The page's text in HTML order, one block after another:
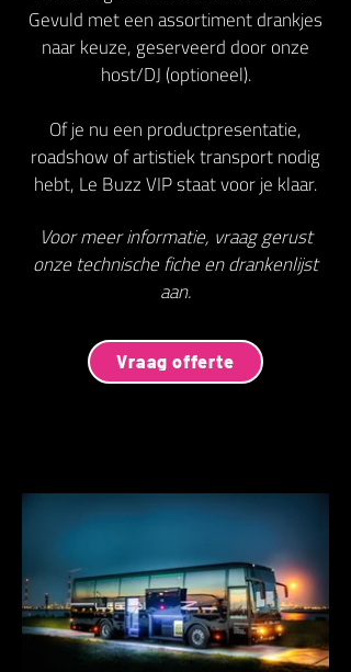
Gevuld met een assortiment drankjes
naar keuze, geserveerd door onze
host/DJ (optioneel).
Of je nu een productpresentatie,
roadshow of artistiek transport nodig
hebt, Le Buzz VIP staat voor je klaar.
Voor meer informatie, vraag gerust
onze technische fiche en drankenlijst
aan.
Vraag offerte